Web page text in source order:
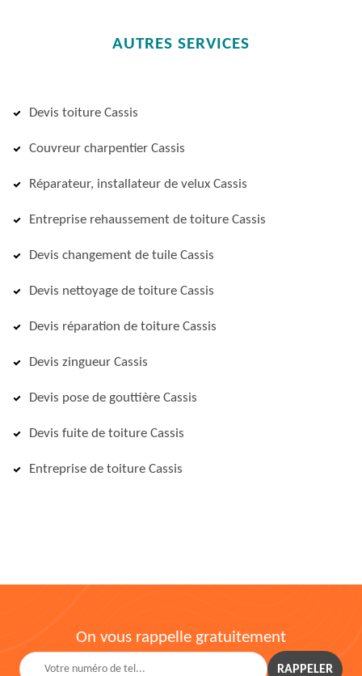
AUTRES SERVICES
Devis toiture Cassis
Couvreur charpentier Cassis
Réparateur, installateur de velux Cassis
Entreprise rehaussement de toiture Cassis
Devis changement de tuile Cassis
Devis nettoyage de toiture Cassis
Devis réparation de toiture Cassis
Devis zingueur Cassis
Devis pose de gouttière Cassis
Devis fuite de toiture Cassis
Entreprise de toiture Cassis
On vous rappelle gratuitement